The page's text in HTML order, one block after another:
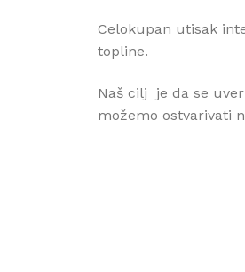
Celokupan utisak
topline.
Naš cilj
je da se
možemo ostvarivati